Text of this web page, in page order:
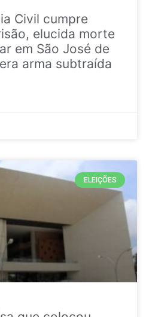
Civil cumpre
elucida morte
em São José de
arma subtraída
ELEIÇÕES